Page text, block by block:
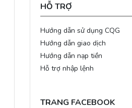
HỖ TRỢ
Hướng dẫn sử dụng CQG
Hướng dẫn giao dịch
Hướng dẫn nạp tiền
Hỗ trợ nhập lệnh
TRANG FACEBOOK